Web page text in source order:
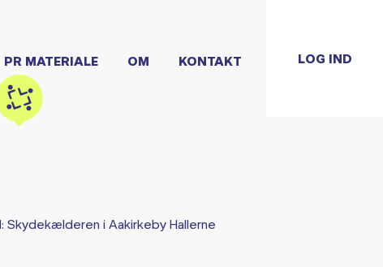
PR MATERIALE OM KONTAKT LOG IND
i Aakirkeby Hallerne